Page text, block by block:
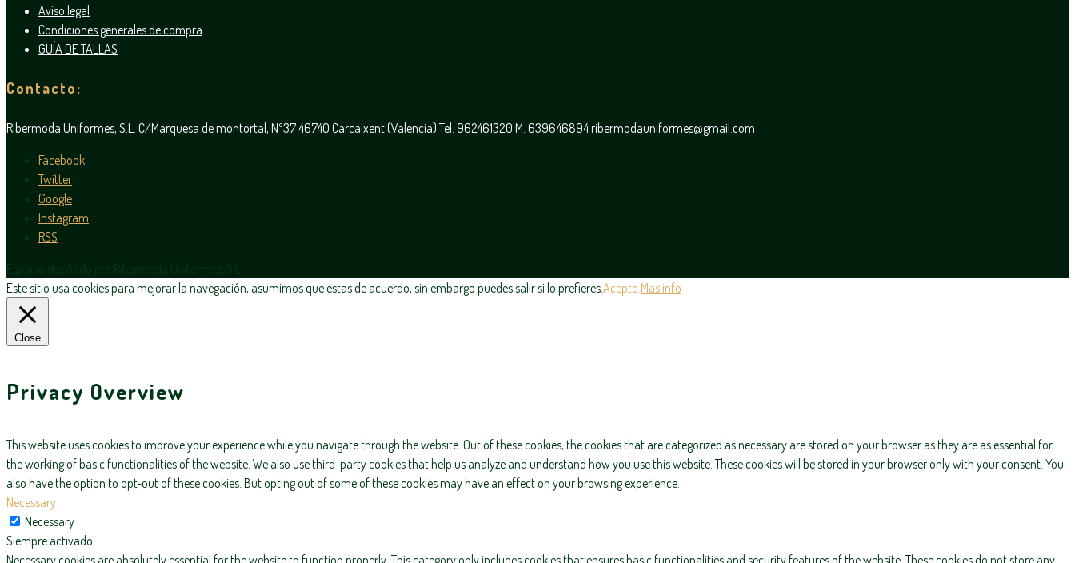
Aviso legal
Condiciones generales de compra
GUÍA DE TALLAS
Contacto:
Ribermoda Uniformes, S.L. C/Marquesa de montortal, Nº37 46740 Carcaixent (Valencia) Tel. 962461320 M. 639646894 ribermodauniformes@gmail.com
Facebook
Twitter
Google
Instagram
RSS
Espacio diseñado por Ribermoda Uniformes, S.L.
Este sitio usa cookies para mejorar la navegación, asumimos que estas de acuerdo, sin embargo puedes salir si lo prefieres.Acepto Mas info
Close
Privacy Overview
This website uses cookies to improve your experience while you navigate through the website. Out of these cookies, the cookies that are categorized as necessary are stored on your browser as they are as essential for
the working of basic functionalities of the website. We also use third-party cookies that help us analyze and understand how you use this website. These cookies will be stored in your browser only with your consent. You
also have the option to opt-out of these cookies. But opting out of some of these cookies may have an effect on your browsing experience.
Necessary
Necessary
Siempre activado